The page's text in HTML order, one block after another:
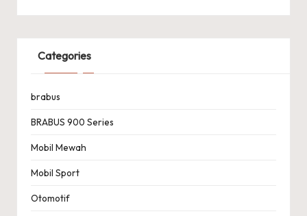
Categories
brabus
BRABUS 900 Series
Mobil Mewah
Mobil Sport
Otomotif